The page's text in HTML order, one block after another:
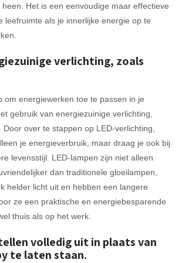
Het is een eenvoudige maar effectieve
leefruimte als je innerlijke energie op te
verlichting, zoals
om energiewerken toe te passen in je
gebruik van energiezuinige verlichting,
over te stappen op LED-verlichting,
je energieverbruik, maar draag je ook bij
levensstijl. LED-lampen zijn niet alleen
dan traditionele gloeilampen,
helder licht uit en hebben een langere
ze een praktische en energiebesparende
thuis als op het werk.
volledig uit in plaats van
te laten staan.